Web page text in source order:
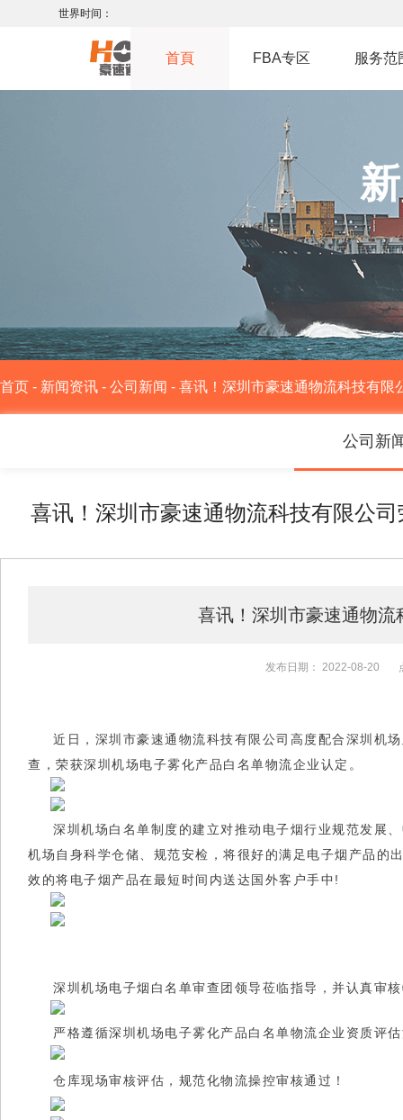
世界时间：
首頁 FBA专区 服务范
首页 - 新闻资讯 - 公司新闻 - 喜讯！深圳市豪速通物流科技有限
公司新
喜讯！深圳市豪速通物流科技有限公
喜讯！深圳市豪速通物
发布日期： 2022-08-20
近日，深圳市豪速通物流科技有限公司高度配合深圳机
查，荣获深圳机场电子雾化产品白名单物流企业认定。
深圳机场白名单制度的建立对推动电子烟行业规范发展
机场自身科学仓储、规范安检，将很好的满足电子烟产品的
效的将电子烟产品在最短时间内送达国外客户手中!
深圳机场电子烟 白名单审查团领导莅临指导，并认真审
严格遵循深圳机场电子雾化产品白名单物流企业资质评
仓库现场审核评估，规范化物流操控审核通过！